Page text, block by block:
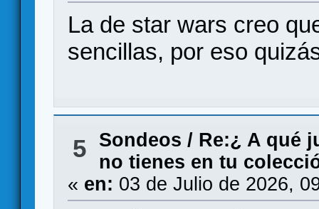
La de star wars creo
sencillas, por eso
5 Sondeos / Re:¿ A qué
no tienes en tu
« en: 03 de Julio de 2026,